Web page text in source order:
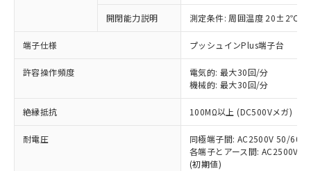
開閉能力説明 測定条件: 周囲温度 20±2℃、
端子仕様 プッシュインPlus端子台
許容操作頻度
電気的: 最大30回/分
機械的: 最大30回/分
絶縁抵抗 100MΩ以上 (DC500Vメガ)
耐電圧
同極端子間: AC2500V 50/
各端子とアース間: AC2500V
(初期値)
以下の条件をお読みいただき、同意のうえ
ご利用ください。
本サービスは、当社制御機器事業取扱
商品の当社在庫状況および標準価格
当社制御機器事業取扱商品の中には、
本サービスの対象外となる商品もある
ことをご了承ください。
在庫状況および標準価格照会結果は、
対応予定なし：EU RoHS指令（10物質）の
非含有に非対応の商品で、対応品を出す予
定はありません。
調査・確認中：EU RoHS指令（10物質）の
非含有の対応状況を調査中または確認中の
非該当品：ライセンス料など無形物で、有
害物質有無と関係のない商品です。
いたものが、含有品と判明した場合などや
むを得ず変更することがあります。
※1 中国RoHS○×表
「○」：最大均質材料含有率が中国RoHSの
基準値以下であることを示します。
「×」：最大均質材料含有率が中国RoHSの
基準値を超えていることを示します。
「－」：未確認です。当社販売部門へお問
当社は、これら貴社製品のうち、外国
為替および外国貿易法に定める商品